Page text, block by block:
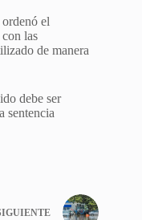
ordenó el
las
de manera
debe ser
sentencia